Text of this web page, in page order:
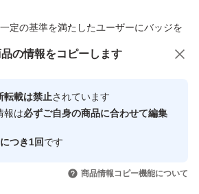
定の基準を満たしたユーザーにバッジを
心・安全なユーザーです
引を完了させた実績があります
の情報をコピーします
転載は禁止されています
報は必ずご自身の商品に合わせて編集
つき1回です
商品情報コピー機能について
にオススメ